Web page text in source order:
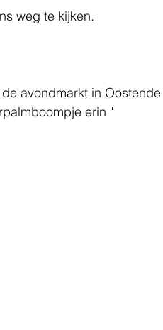
weg te kijken.
avondmarkt in
erin."